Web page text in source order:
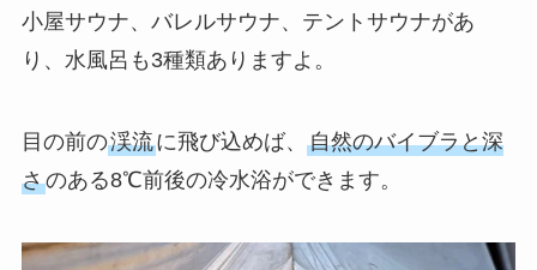
小屋サウナ、バレルサウナ、テントサウナがあ
り、水風呂も3種類ありますよ。
目の前の渓流に飛び込めば、 自然のバイブラと深
さのある8℃前後の冷水浴ができます。